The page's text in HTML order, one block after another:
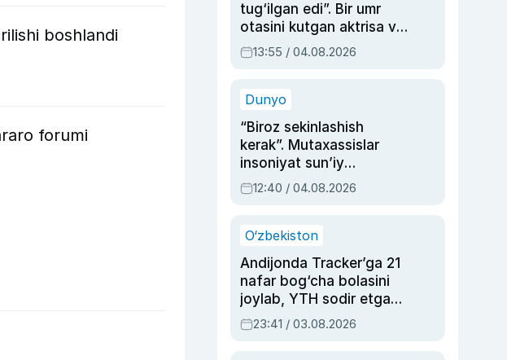
boshlandi
forumi
tug‘ilgan edi”. Bir umr
otasini kutgan aktrisa va
dublyaj ustasi Rimma
Ahmedovaning
13:55 / 04.08.2026
Dunyo
“Biroz sekinlashish
kerak”. Mutaxassislar
insoniyat sun’iy
intellektni boshqara
olmay qolishidan xavotir
12:40 / 04.08.2026
O‘zbekiston
Andijonda Tracker’ga 21
nafar bog‘cha bolasini
joylab, YTH sodir etgan
ayolga sud hukmi o‘qildi
23:41 / 03.08.2026